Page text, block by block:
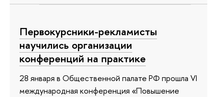
Первокурсники-рекламисты
научились организации
конференций на практике
28 января в Общественной палате РФ прошла VI
международная конференция «Повышение